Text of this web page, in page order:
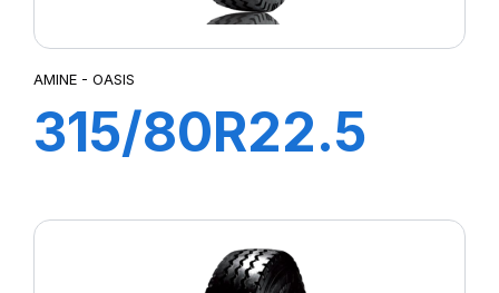
AMINE - OASIS
315/80R22.5
156/150K